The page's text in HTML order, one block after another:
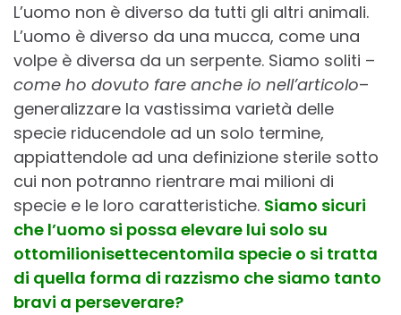
L’uomo non è diverso da tutti gli altri animali.
L’uomo è diverso da una mucca, come una
volpe è diversa da un serpente. Siamo soliti –
come ho dovuto fare anche io nell’articolo–
generalizzare la vastissima varietà delle
specie riducendole ad un solo termine,
appiattendole ad una definizione sterile sotto
cui non potranno rientrare mai milioni di
specie e le loro caratteristiche. Siamo sicuri
che l’uomo si possa elevare lui solo su
ottomilionisettecentomila specie o si tratta
di quella forma di razzismo che siamo tanto
bravi a perseverare?